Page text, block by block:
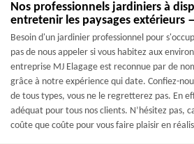
Nos professionnels jardiniers à
entretenir les paysages extérieurs
Besoin d'un jardinier professionnel pour
pas de nous appeler si vous habitez aux
entreprise MJ Elagage est reconnue par de
grâce à notre expérience qui date. Confiez-
de tous types, vous ne le regretterez pas. En
adéquat pour tous nos clients. N’hésitez pas,
coûte que coûte pour vous faire plaisir en